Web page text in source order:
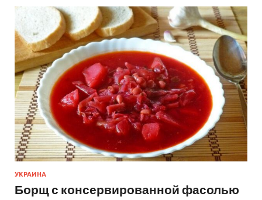
УКРАИНА
Борщ с консервированной фасолью